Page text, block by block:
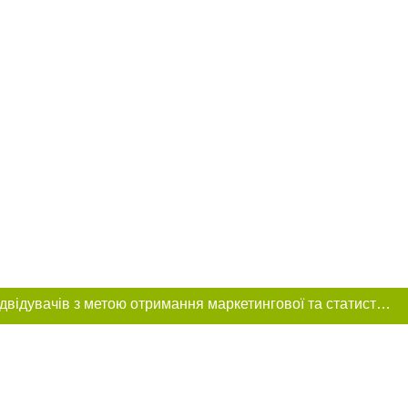
Цей сайт використовує «cookies». Також веб-сайт використовує інтернет-сервіс для збору технічних даних стосовно відвідувачів з метою отримання маркетингової та статистичної інформації. Умови обробки даних відвідувачів сайту див.